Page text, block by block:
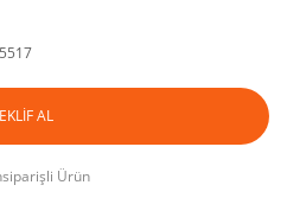
AL
Ürün